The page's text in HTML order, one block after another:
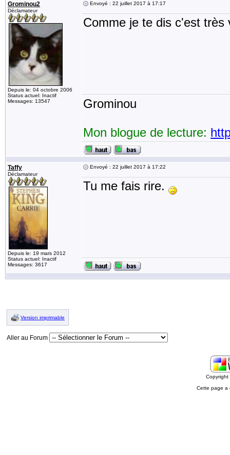
Grominou2
Déclamateur
Depuis le: 04 octobre 2006
Status actuel: Inactif
Messages: 13547
Envoyé : 22 juillet 2017 à 17:17
Comme je te dis c'est
Grominou
Mon blogue de lecture:
Taffy
Déclamateur
Depuis le: 19 mars 2012
Status actuel: Inactif
Messages: 3617
Envoyé : 22 juillet 2017 à 17:22
Tu me fais rire.
Version imprimable
Aller au Forum
Cette page a